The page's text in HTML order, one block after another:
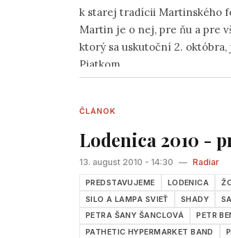
k starej tradícii Martinského
Martin je o nej, pre ňu a pre
ktorý sa uskutoční 2.
Piatkom.
ČLÁNOK
Lodenica 2010 -
13. august 2010 - 14:30 — Radiar
PREDSTAVUJEME LODENICA
SILO A LAMPA SVIEŤ
SHADY
PETRA ŠANY ŠANCLOVÁ
PETR
PATHETIC HYPERMARKET BAND